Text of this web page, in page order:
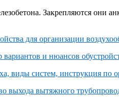
Закрепляются